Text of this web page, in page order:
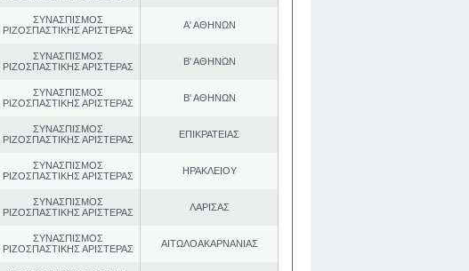
ΣΥΝΑΣΠΙΣΜΟΣ
ΡΙΖΟΣΠΑΣΤΙΚΗΣ ΑΡΙΣΤΕΡΑΣ
Α' ΑΘΗΝΩΝ
ΣΥΝΑΣΠΙΣΜΟΣ
ΡΙΖΟΣΠΑΣΤΙΚΗΣ ΑΡΙΣΤΕΡΑΣ
Β' ΑΘΗΝΩΝ
ΣΥΝΑΣΠΙΣΜΟΣ
ΡΙΖΟΣΠΑΣΤΙΚΗΣ ΑΡΙΣΤΕΡΑΣ
Β' ΑΘΗΝΩΝ
ΣΥΝΑΣΠΙΣΜΟΣ
ΡΙΖΟΣΠΑΣΤΙΚΗΣ ΑΡΙΣΤΕΡΑΣ
ΕΠΙΚΡΑΤΕΙΑΣ
ΣΥΝΑΣΠΙΣΜΟΣ
ΡΙΖΟΣΠΑΣΤΙΚΗΣ ΑΡΙΣΤΕΡΑΣ
ΗΡΑΚΛΕΙΟΥ
ΣΥΝΑΣΠΙΣΜΟΣ
ΡΙΖΟΣΠΑΣΤΙΚΗΣ ΑΡΙΣΤΕΡΑΣ
ΛΑΡΙΣΑΣ
ΣΥΝΑΣΠΙΣΜΟΣ
ΡΙΖΟΣΠΑΣΤΙΚΗΣ ΑΡΙΣΤΕΡΑΣ
ΑΙΤΩΛΟΑΚΑΡΝΑΝΙΑΣ